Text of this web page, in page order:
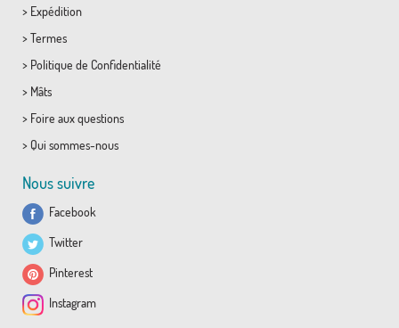
> Expédition
> Termes
> Politique de Confidentialité
> Mâts
> Foire aux questions
> Qui sommes-nous
Nous suivre
Facebook
Twitter
Pinterest
Instagram